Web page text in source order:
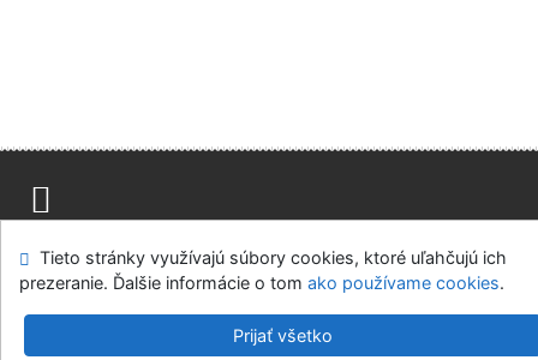
Modul OpenSearch
Napíšte nám Nastavenie cookies
Slovenská poľnohospodárska knižnica pri SPU v Nitre
Tieto stránky využívajú súbory cookies, ktoré uľahčujú ich
prezeranie. Ďalšie informácie o tom ako používame cookies.
Prijať všetko